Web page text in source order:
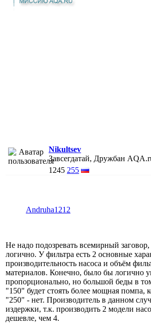
Nikultsev
Завсегдатай, Дружбан
1245 255
Andruha1212
Не надо подозревать всемирный
логично. У фильтра есть 2 основные
производительность насоса и объём
материалов. Конечно, было бы логично
пропорционально, но большой беды в
"150" будет стоять более мощная помпа,
"250" - нет. Производитель в данном
издержки, т.к. производить 2 модели
дешевле, чем 4.